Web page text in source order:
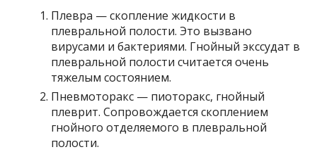
Плевра — скопление жидкости в
плевральной полости. Это вызвано
вирусами и бактериями. Гнойный экссудат в
плевральной полости считается очень
тяжелым состоянием.
Пневмоторакс — пиоторакс, гнойный
плеврит. Сопровождается скоплением
гнойного отделяемого в плевральной
полости.